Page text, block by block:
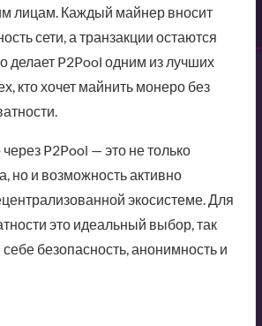
лицам. Каждый майнер вносит
сети, а транзакции остаются
P2Pool одним из лучших
кто хочет майнить монеро без
P2Pool — это не только
но и возможность активно
экосистеме. Для
это идеальный выбор, так
себе безопасность, анонимность и